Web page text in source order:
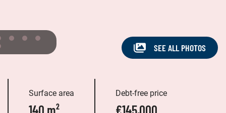
SEE ALL PHOTOS
Surface area
140 m²
Debt-free price
€145,000